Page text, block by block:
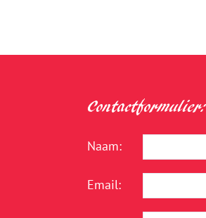
Contactformulier:
Naam:
Email: